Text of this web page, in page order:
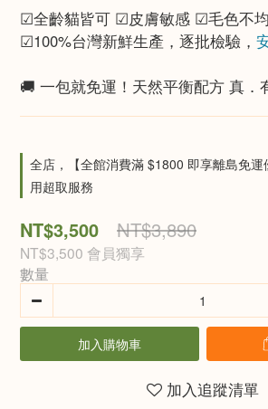
☑全齡貓皆可 ☑皮膚敏感 ☑毛色不
☑100%台灣新鮮生產，逐批檢驗，
🚚 一包就免運！天然平衡配方 真．
全店，【全館消費滿 $1800 即享離島免
用超取服務
NT$3,500 NT$3,890
NT$3,500 會員獨享
數量
加入購物車
加入追蹤清單